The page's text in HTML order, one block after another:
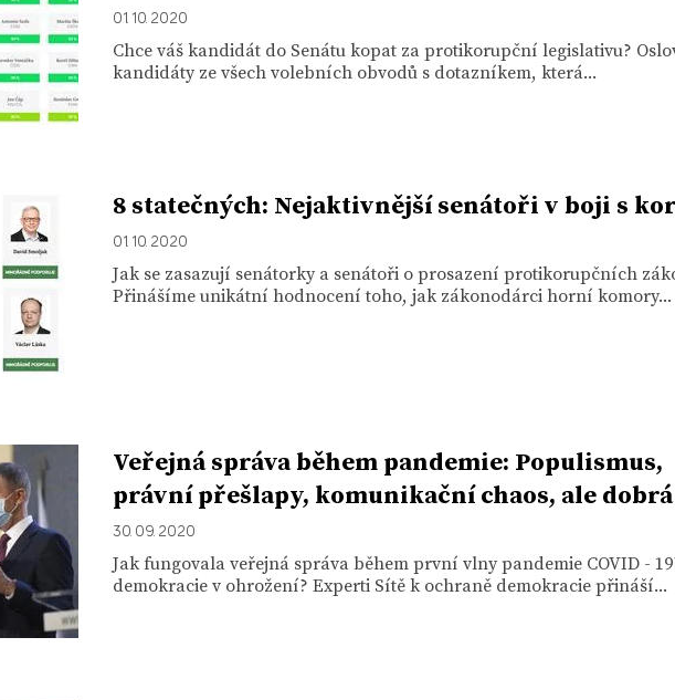
01. 10. 2020
Chce váš kandidát do Senátu kopat za protikorupční legislativu?
kandidáty ze všech volebních obvodů s dotazníkem, která...
8 statečných: Nejaktivnější senátoři v boji s
01. 10. 2020
Jak se zasazují senátorky a senátoři o prosazení protikorupčních
Přinášíme unikátní hodnocení toho, jak zákonodárci horní komory...
Veřejná správa během pandemie: Populismus,
právní přešlapy, komunikační chaos, ale
30. 09. 2020
Jak fungovala veřejná správa během první vlny pandemie COVID -
demokracie v ohrožení? Experti Sítě k ochraně demokracie přináší...